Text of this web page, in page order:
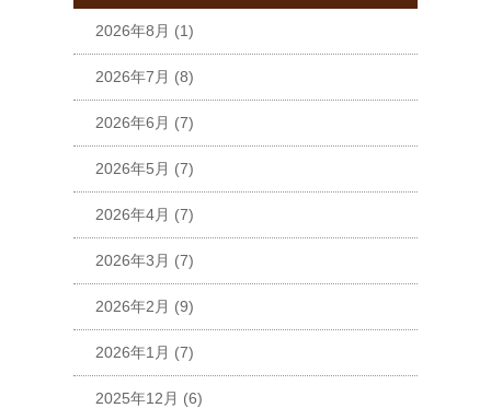
2026年8月 (1)
2026年7月 (8)
2026年6月 (7)
2026年5月 (7)
2026年4月 (7)
2026年3月 (7)
2026年2月 (9)
2026年1月 (7)
2025年12月 (6)